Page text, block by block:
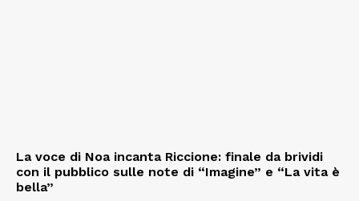
La voce di Noa incanta Riccione: finale da brividi
con il pubblico sulle note di “Imagine” e “La vita è
bella”